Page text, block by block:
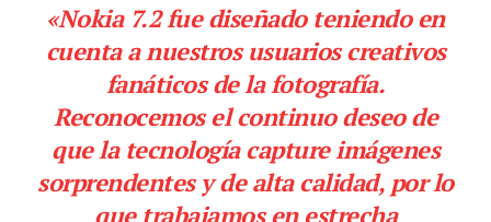
«Nokia 7.2 fue diseñado teniendo en
cuenta a nuestros usuarios creativos
fanáticos de la fotografía.
Reconocemos el continuo deseo de
que la tecnología capture imágenes
sorprendentes y de alta calidad, por lo
que trabajamos en estrecha